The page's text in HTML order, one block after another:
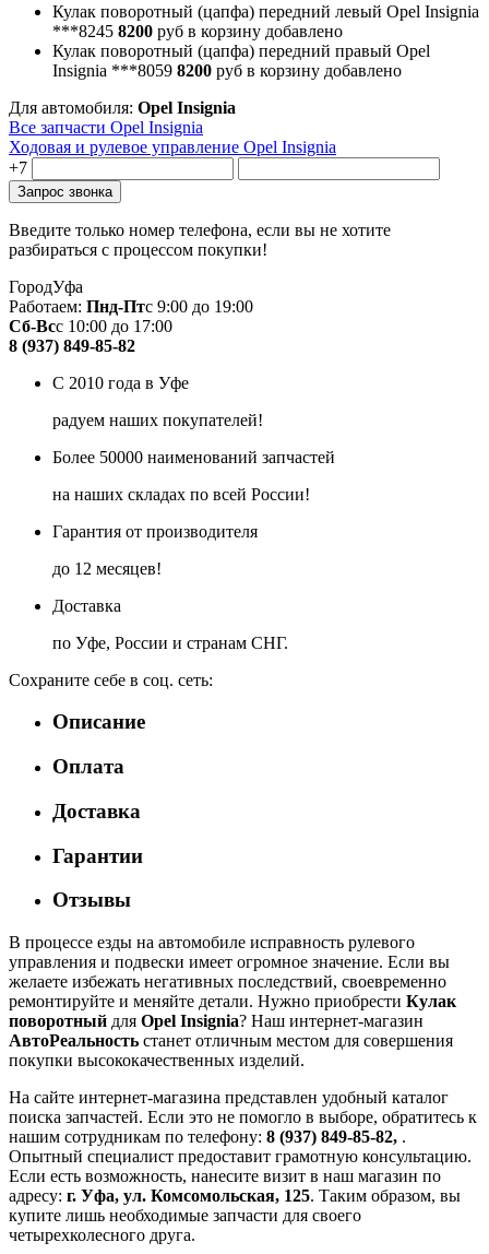
Кулак поворотный (цапфа) передний левый Opel Insignia
***8245 8200 руб в корзину добавлено
Кулак поворотный (цапфа) передний правый Opel
Insignia ***8059 8200 руб в корзину добавлено
Для автомобиля: Opel Insignia
Все запчасти Opel Insignia
Ходовая и рулевое управление Opel Insignia
+7
Введите только номер телефона, если вы не хотите
разбираться с процессом покупки!
ГородУфа
Работаем: Пнд-Птс 9:00 до 19:00
Сб-Всс 10:00 до 17:00
8 (937) 849-85-82
С 2010 года в Уфе
радуем наших покупателей!
Более 50000 наименований запчастей
на наших складах по всей России!
Гарантия от производителя
до 12 месяцев!
Доставка
по Уфе, России и странам СНГ.
Сохраните себе в соц. сеть:
Описание
Оплата
Доставка
Гарантии
Отзывы
В процессе езды на автомобиле исправность рулевого
управления и подвески имеет огромное значение. Если вы
желаете избежать негативных последствий, своевременно
ремонтируйте и меняйте детали. Нужно приобрести Кулак
поворотный для Opel Insignia? Наш интернет-магазин
АвтоРеальность станет отличным местом для совершения
покупки высококачественных изделий.
На сайте интернет-магазина представлен удобный каталог
поиска запчастей. Если это не помогло в выборе, обратитесь к
нашим сотрудникам по телефону: 8 (937) 849-85-82, .
Опытный специалист предоставит грамотную консультацию.
Если есть возможность, нанесите визит в наш магазин по
адресу: г. Уфа, ул. Комсомольская, 125. Таким образом, вы
купите лишь необходимые запчасти для своего
четырехколесного друга.